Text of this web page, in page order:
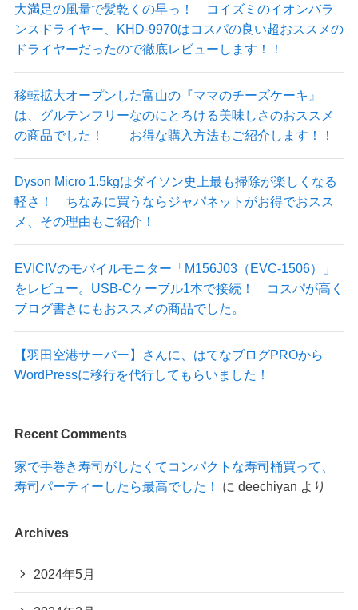
大満足の風量で髪乾くの早っ！ コイズミのイオンバラ
ンスドライヤー、KHD-9970はコスパの良い超おススメの
ドライヤーだったので徹底レビューします！！
移転拡大オープンした富山の『ママのチーズケーキ』
は、グルテンフリーなのにとろける美味しさのおススメ
の商品でした！ お得な購入方法もご紹介します！！
Dyson Micro 1.5kgはダイソン史上最も掃除が楽しくなる
軽さ！ ちなみに買うならジャパネットがお得でおスス
メ、その理由もご紹介！
EVICIVのモバイルモニター「M156J03（EVC-1506）」
をレビュー。USB-Cケーブル1本で接続！ コスパが高く
ブログ書きにもおススメの商品でした。
【羽田空港サーバー】さんに、はてなブログPROから
WordPressに移行を代行してもらいました！
Recent Comments
家で手巻き寿司がしたくてコンパクトな寿司桶買って、
寿司パーティーしたら最高でした！
に deechiyan より
Archives
2024年5月